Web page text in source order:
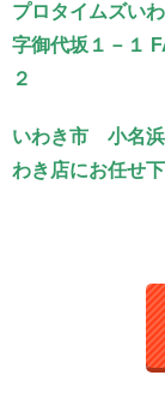
プロタイムズい
字御代坂１－１
２
いわき市 小名浜
わき店にお任せ下